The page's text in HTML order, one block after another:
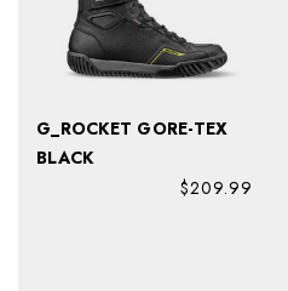
G_ROCKET GORE-TEX
BLACK
$209.99